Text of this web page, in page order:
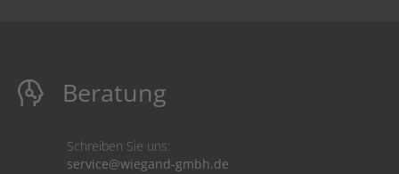
Beratung
Schreiben Sie uns:
service@wiegand-gmbh.de